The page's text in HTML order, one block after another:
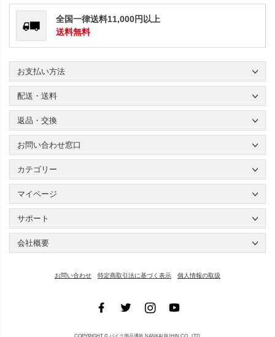
全国一律送料11,000円以上
送料無料
お支払い方法
配送・送料
返品・交換
お問い合わせ窓口
カテゴリー
マイページ
サポート
会社概要
お問い合わせ 特定商取引法に基づく表示 個人情報の取扱